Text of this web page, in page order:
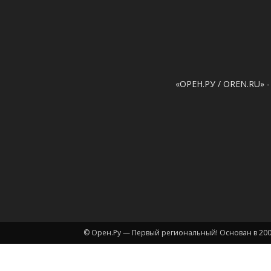
«ОРЕН.РУ / OREN.RU»
© Орен.Ру — Первый региональный! Основан в